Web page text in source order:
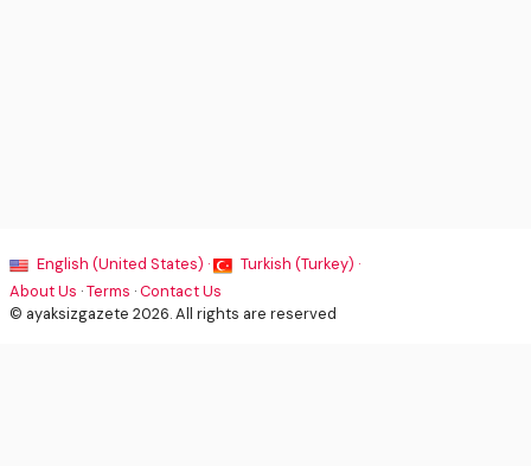
English (United States) ·
Turkish (Turkey) ·
About Us ·Terms ·Contact Us
© ayaksizgazete 2026. All rights are reserved